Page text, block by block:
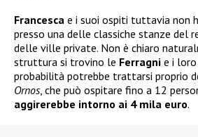
Francesca e i suoi ospiti tuttavia non
presso una delle classiche stanze del
delle ville private. Non è chiaro
struttura si trovino le Ferragni e i loro
probabilità potrebbe trattarsi proprio
Ornos, che può ospitare fino a 12
aggirerebbe intorno ai 4 mila euro.